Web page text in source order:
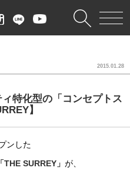
特化型の「コンセプトス
】
2015.01.28
ンした
THE SURREY」 が、